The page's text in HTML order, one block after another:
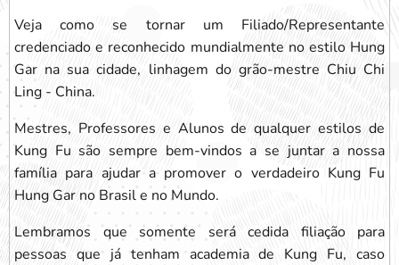
Veja como se tornar um Filiado/Representante
credenciado e reconhecido mundialmente no estilo Hung
Gar na sua cidade, linhagem do grão-mestre Chiu Chi
Ling - China.
Mestres, Professores e Alunos de qualquer estilos de
Kung Fu são sempre bem-vindos a se juntar a nossa
família para ajudar a promover o verdadeiro Kung Fu
Hung Gar no Brasil e no Mundo.
Lembramos que somente será cedida filiação para
pessoas que já tenham academia de Kung Fu, caso